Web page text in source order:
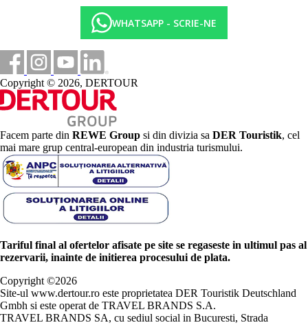
WHATSAPP - SCRIE-NE
Copyright © 2026, DERTOUR
Facem parte din REWE Group si din divizia sa DER Touristik, cel
mai mare grup central-european din industria turismului.
Tariful final al ofertelor afisate pe site se regaseste in ultimul pas al
rezervarii, inainte de initierea procesului de plata.
Copyright ©2026
Site-ul www.dertour.ro este proprietatea DER Touristik Deutschland
Gmbh si este operat de TRAVEL BRANDS S.A.
TRAVEL BRANDS SA, cu sediul social in Bucuresti, Strada